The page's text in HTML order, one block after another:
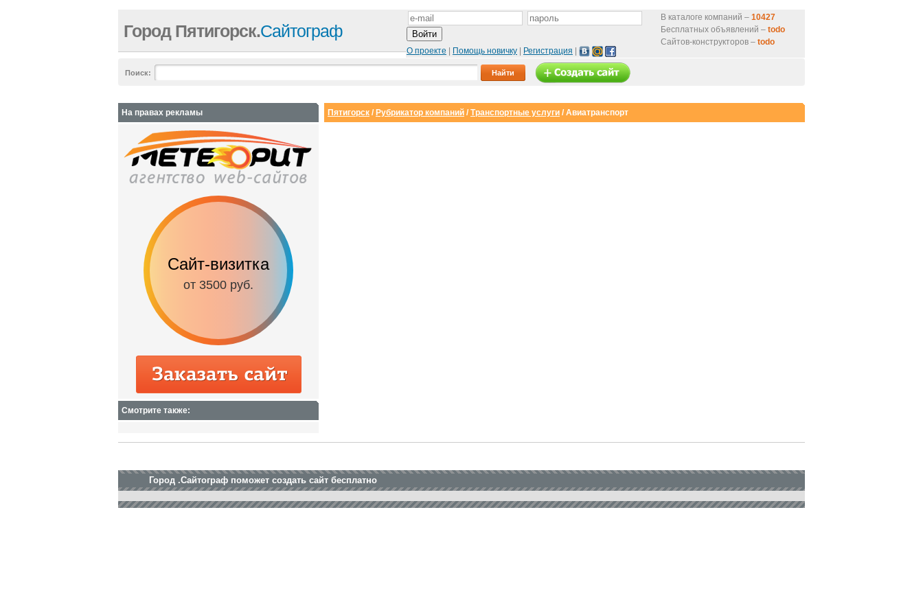
В каталоге компаний – 10427
Бесплатных объявлений – todo
Сайтов-конструкторов – todo
О проекте
Помощь новичку Регистрация
Город Пятигорск.Сайтограф
Поиск:
Пятигорск / Рубрикатор компаний / Транспортные услуги / Авиатранспорт
На правах рекламы
Сайт-визитка
от 3500 руб.
Смотрите также:
Город .Сайтограф поможет создать сайт бесплатно